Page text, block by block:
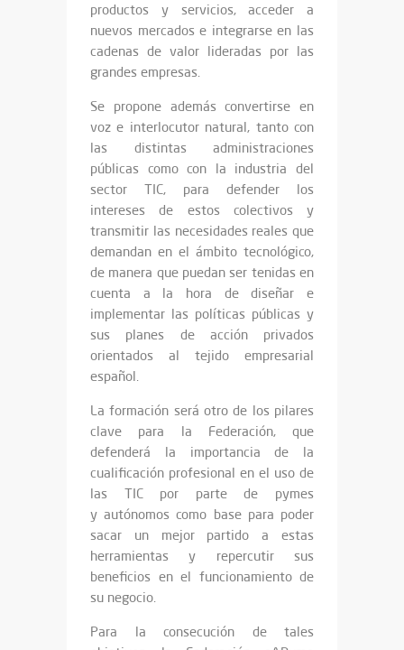
productos y servicios, acceder a
nuevos mercados e integrarse en las
cadenas de valor lideradas por las
grandes empresas.
Se propone además convertirse en
voz e interlocutor natural, tanto con
las distintas administraciones
públicas como con la industria del
sector TIC, para defender los
intereses de estos colectivos y
transmitir las necesidades reales que
demandan en el ámbito tecnológico,
de manera que puedan ser tenidas en
cuenta a la hora de diseñar e
implementar las políticas públicas y
sus planes de acción privados
orientados al tejido empresarial
español.
La formación será otro de los pilares
clave para la Federación, que
defenderá la importancia de la
cualificación profesional en el uso de
las TIC por parte de pymes
y autónomos como base para poder
sacar un mejor partido a estas
herramientas y repercutir sus
beneficios en el funcionamiento de
su negocio.
Para la consecución de tales